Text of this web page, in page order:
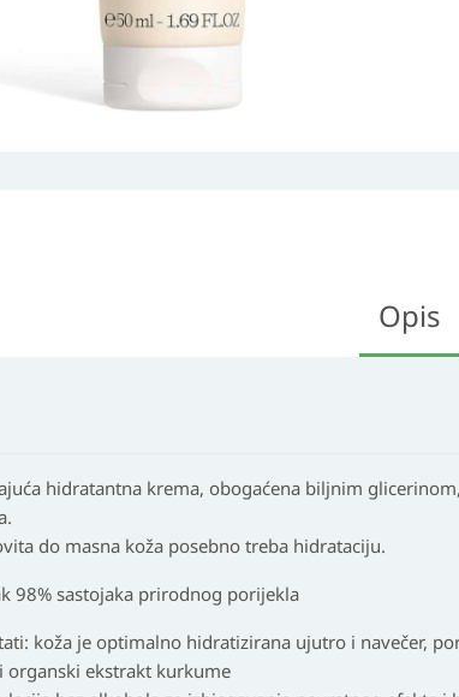
Opis
hidratantna krema, obogaćena biljnim
do masna koža posebno treba hidrataciju.
98% sastojaka prirodnog porijekla
koža je optimalno hidratizirana ujutro i navečer,
organski ekstrakt kurkume